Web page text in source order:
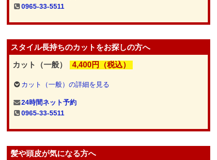
0965-33-5511
スタイル長持ちのカットをお探しの方へ
カット（一般） 4,400円（税込）
カット（一般）の詳細を見る
24時間ネット予約
0965-33-5511
髪や頭皮が気になる方へ